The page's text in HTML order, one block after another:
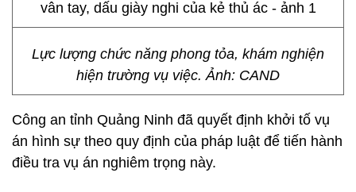
Lực lượng chức năng phong tỏa, khám nghiện
hiện trường vụ việc. Ảnh: CAND
Công an tỉnh Quảng Ninh đã quyết định khởi tố vụ
án hình sự theo quy định của pháp luật để tiến hành
điều tra vụ án nghiêm trọng này.